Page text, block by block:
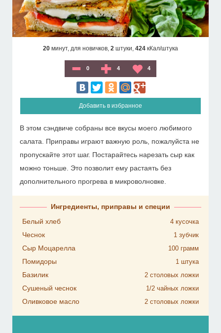
20 минут, для новичков, 2 штуки, 424 кКал/штука
0 4 4
Добавить в избранное
В этом сэндвиче собраны все вкусы моего любимого
салата. Приправы играют важную роль, пожалуйста не
пропускайте этот шаг. Постарайтесь нарезать сыр как
можно тоньше. Это позволит ему растаять без
дополнительного прогрева в микроволновке.
Ингредиенты, приправы и специи
Белый хлеб
4 кусочка
Чеснок 1 зубчик
Сыр Моцарелла 100 грамм
Помидоры 1 штука
Базилик 2 столовых ложки
Сушеный чеснок 1/2 чайных ложки
Оливковое масло 2 столовых ложки